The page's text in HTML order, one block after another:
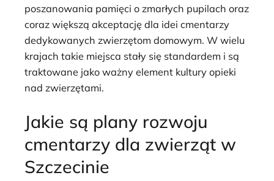
poszanowania pamięci o zmarłych pupilach oraz
coraz większą akceptację dla idei cmentarzy
dedykowanych zwierzętom domowym. W wielu
krajach takie miejsca stały się standardem i są
traktowane jako ważny element kultury opieki
nad zwierzętami.
Jakie są plany rozwoju
cmentarzy dla zwierząt w
Szczecinie